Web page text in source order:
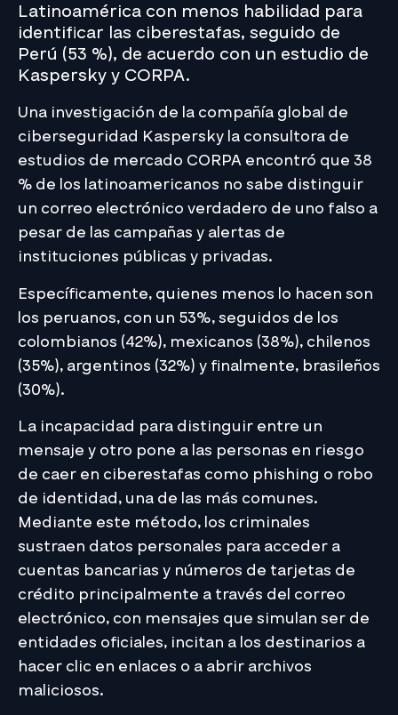
Latinoamérica con menos habilidad para
identificar las ciberestafas, seguido de
Perú (53 %), de acuerdo con un estudio de
Kaspersky y CORPA.
Una investigación de la compañía global de
ciberseguridad Kaspersky la consultora de
estudios de mercado CORPA encontró que 38
% de los latinoamericanos no sabe distinguir
un correo electrónico verdadero de uno falso a
pesar de las campañas y alertas de
instituciones públicas y privadas.
Específicamente, quienes menos lo hacen son
los peruanos, con un 53%, seguidos de los
colombianos (42%), mexicanos (38%), chilenos
(35%), argentinos (32%) y finalmente, brasileños
(30%).
La incapacidad para distinguir entre un
mensaje y otro pone a las personas en riesgo
de caer en ciberestafas como phishing o robo
de identidad, una de las más comunes.
Mediante este método, los criminales
sustraen datos personales para acceder a
cuentas bancarias y números de tarjetas de
crédito principalmente a través del correo
electrónico, con mensajes que simulan ser de
entidades oficiales, incitan a los destinarios a
hacer clic en enlaces o a abrir archivos
maliciosos.